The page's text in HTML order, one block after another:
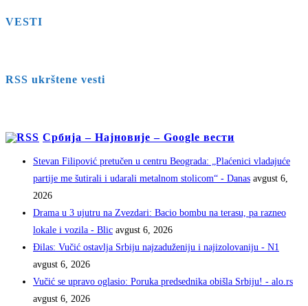
VESTI
RSS ukrštene vesti
Србија – Најновије – Google вести
Stevan Filipović pretučen u centru Beograda: „Plaćenici vladajuće
partije me šutirali i udarali metalnom stolicom“ - Danas avgust 6,
2026
Drama u 3 ujutru na Zvezdari: Bacio bombu na terasu, pa razneo
lokale i vozila - Blic avgust 6, 2026
Đilas: Vučić ostavlja Srbiju najzaduženiju i najizolovaniju - N1
avgust 6, 2026
Vučić se upravo oglasio: Poruka predsednika obišla Srbiju! - alo.rs
avgust 6, 2026